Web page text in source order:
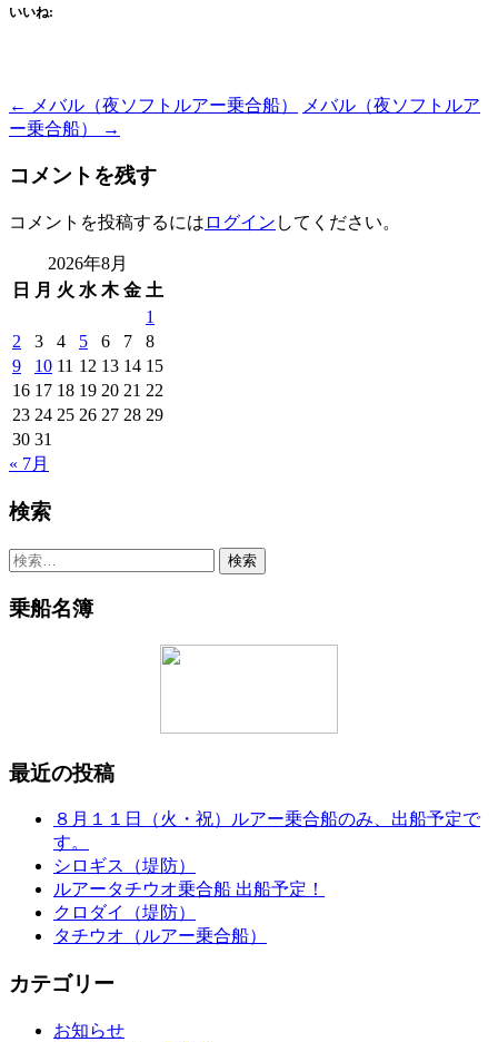
いいね:
Post
navigation
← メバル（夜ソフトルアー乗合船）
メバル（夜ソフトルア
ー乗合船）
→
コメントを残す
コメントを投稿するには ログイン してください。
2026年8月
日
月 火 水 木 金 土
1
2
3 4 5 6 7
8
9
10 11 12 13 14 15
16 17 18 19 20 21 22
23 24 25 26 27 28 29
30 31
« 7月
検索
検
乗船名簿
最近の投稿
８月１１日（火・祝）ルアー乗合船のみ、出船予定で
す。
シロギス（堤防）
ルアータチウオ乗合船 出船予定！
クロダイ（堤防）
タチウオ（ルアー乗合船）
カテゴリー
お知らせ